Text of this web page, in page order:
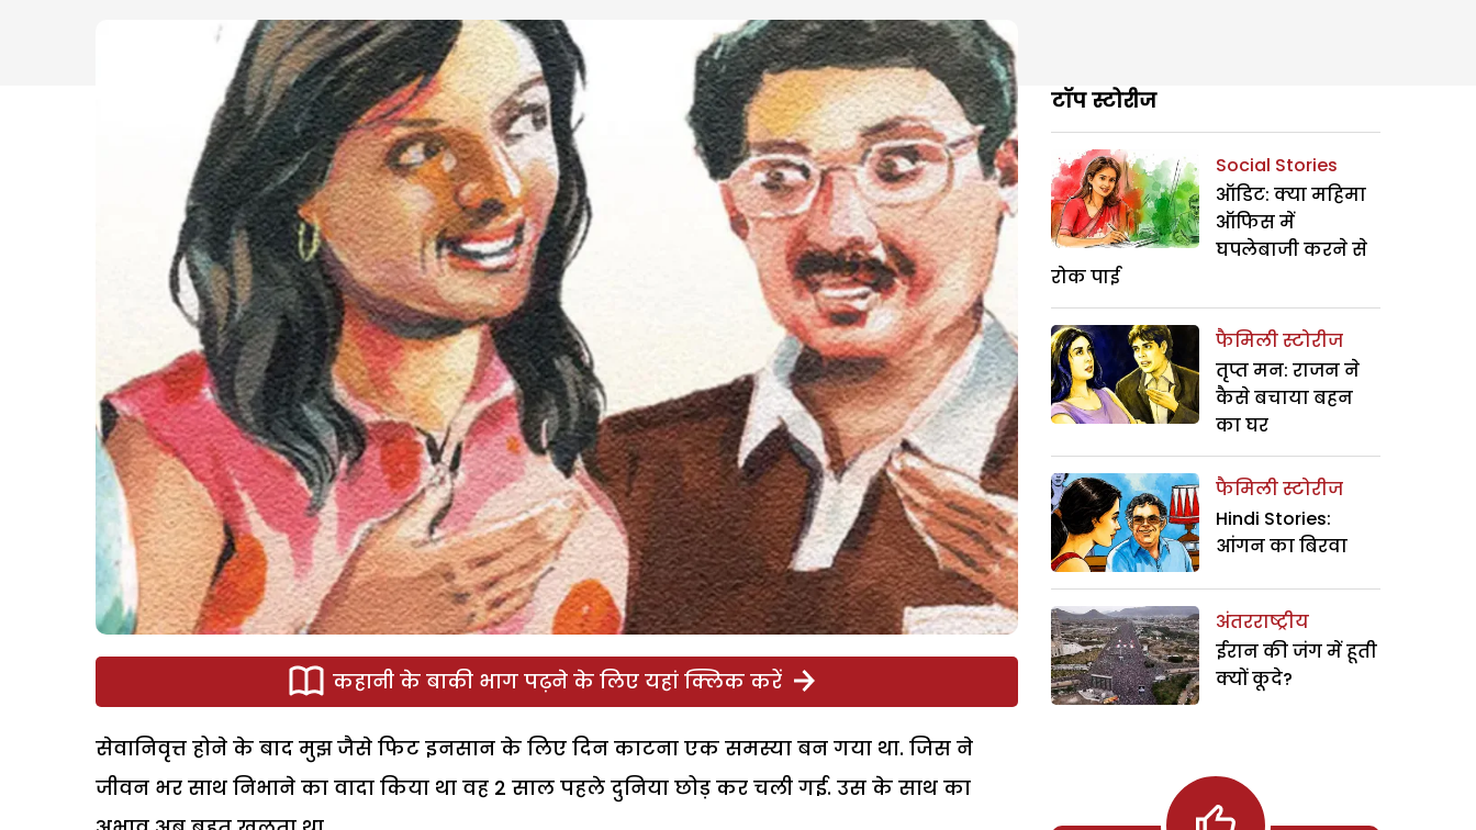
कहानी के बाकी भाग पढ़ने के लिए यहां क्लिक करें
सेवानिवृत्त होने के बाद मुझ जैसे फिट इनसान के लिए दिन काटना एक समस्या बन गया था. जिस ने
जीवन भर साथ निभाने का वादा किया था वह 2 साल पहले दुनिया छोड़ कर चली गई. उस के साथ का
टॉप स्टोरीज
Social Stories
ऑडिट: क्या महिमा
ऑफिस में
घपलेबाजी करने से
रोक पाई
फैमिली स्टोरीज
तृप्त मन: राजन ने
कैसे बचाया बहन
का घर
फैमिली स्टोरीज
Hindi Stories:
आंगन का बिरवा
अंतरराष्ट्रीय
ईरान की जंग में हूती
क्यों कूदे?